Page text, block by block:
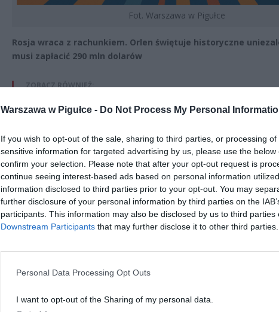
Warszawa w Pigułce - Do Not Process My Personal
If you wish to opt-out of the sale, sharing to third parties, or processing
sensitive information for targeted advertising by us, please use the
confirm your selection. Please note that after your opt-out request is
continue seeing interest-based ads based on personal information
information disclosed to third parties prior to your opt-out. You may
further disclosure of your personal information by third parties on the
participants. This information may also be disclosed by us to third parties
Downstream Participants that may further disclose it to other third parties.
Personal Data Processing Opt Outs
I want to opt-out of the Sharing of my personal data.
Fot. Warszawa w Pigułce
Rosja wraca z rachunkiem. Orlen świętuje historyczne
musi zapłacić 290 mln dolarów
ZOBACZ RÓWNIEŻ:
26-letni obywatel Ukrainy zaatakował zakonnicę i zerwał
Teraz nastąpił zwrot w sprawie
8 sierpnia 2026 15:40
Nawet 3600 zł miesięcznie zamiast 800+. Nowa
rodziców dzieci do 3. roku życia
7 sierpnia 2026 19:29
ad